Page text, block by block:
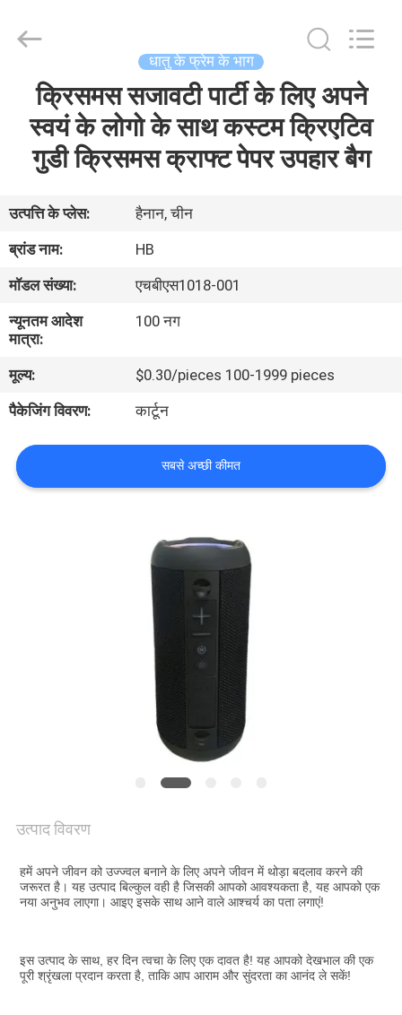
उत्पाद
वीडियो
वी.आर.
बारे
में
कारखाने
उद्धरण
मांगें
साइटमैप
Rights
धातु के फ्रेम के भाग
क्रिसमस सजावटी पार्टी के लिए अपने
स्वयं के लोगो के साथ कस्टम क्रिएटिव
गुडी क्रिसमस क्राफ्ट पेपर उपहार बैग
उत्पत्ति के प्लेस:
हैनान, चीन
ब्रांड नाम:
HB
मॉडल संख्या:
एचबीएस1018-001
न्यूनतम आदेश
मात्रा:
100 नग
मूल्य:
$0.30/pieces 100-1999 pieces
पैकेजिंग विवरण:
कार्टून
सबसे अच्छी कीमत
उत्पाद विवरण
हमें अपने जीवन को उज्ज्वल बनाने के लिए अपने जीवन में थोड़ा बदलाव करने की
जरूरत है। यह उत्पाद बिल्कुल वही है जिसकी आपको आवश्यकता है, यह आपको एक
नया अनुभव लाएगा। आइए इसके साथ आने वाले आश्चर्य का पता लगाएं!
इस उत्पाद के साथ, हर दिन त्वचा के लिए एक दावत है! यह आपको देखभाल की एक
पूरी श्रृंखला प्रदान करता है, ताकि आप आराम और सुंदरता का आनंद ले सकें!